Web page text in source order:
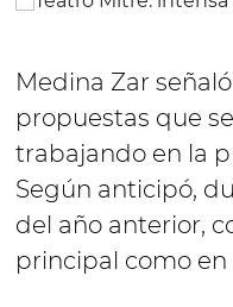
Medina Zar
propuestas que
trabajando en la
Según anticipó,
del año anterior,
principal como en